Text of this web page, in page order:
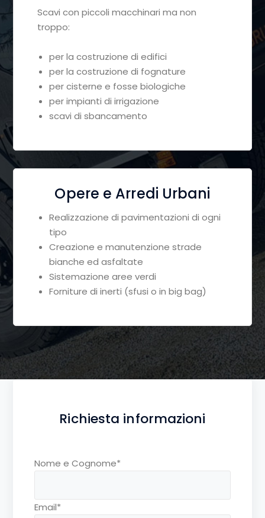
Scavi con piccoli macchinari ma non
troppo:
per la costruzione di edifici
per la costruzione di fognature
per cisterne e fosse biologiche
per impianti di irrigazione
scavi di sbancamento
Opere e Arredi Urbani
Realizzazione di pavimentazioni di ogni
tipo
Creazione e manutenzione strade
bianche ed asfaltate
Sistemazione aree verdi
Forniture di inerti (sfusi o in big bag)
Richiesta informazioni
Nome e Cognome*
Email*